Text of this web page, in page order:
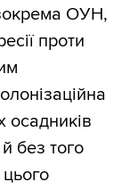
ОУН,
проти
осадників
без того